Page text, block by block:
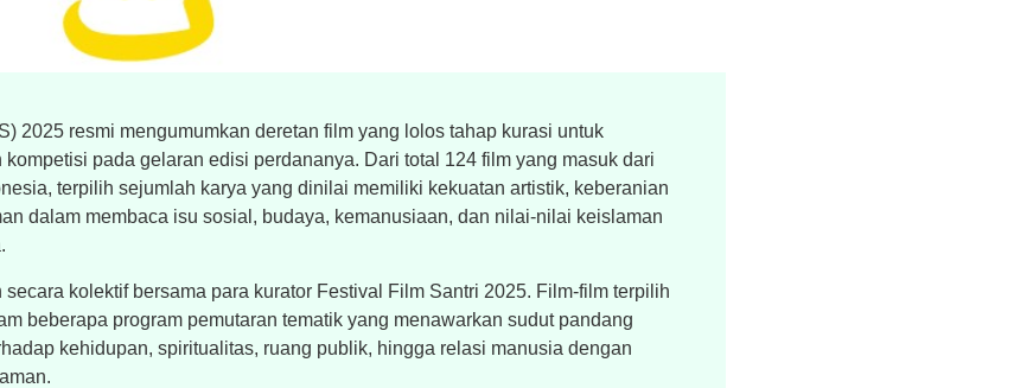
2025 resmi mengumumkan deretan film yang lolos tahap kurasi untuk
kompetisi pada gelaran edisi perdananya. Dari total 124 film yang masuk dari
terpilih sejumlah karya yang dinilai memiliki kekuatan artistik, keberanian
dalam membaca isu sosial, budaya, kemanusiaan, dan nilai-nilai keislaman
kolektif bersama para kurator Festival Film Santri 2025. Film-film terpilih
beberapa program pemutaran tematik yang menawarkan sudut pandang
kehidupan, spiritualitas, ruang publik, hingga relasi manusia dengan